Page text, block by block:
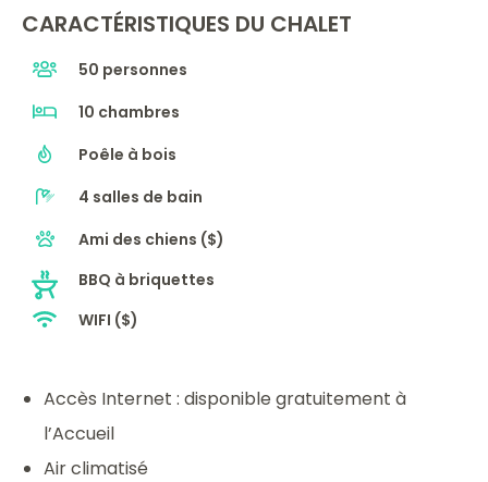
CARACTÉRISTIQUES DU CHALET
50 personnes
10 chambres
Poêle à bois
4 salles de bain
Ami des chiens ($)
BBQ à briquettes
WIFI ($)
Accès Internet : disponible gratuitement à
l’Accueil
Air climatisé